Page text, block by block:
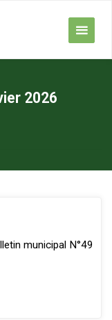
2026
municipal N°49